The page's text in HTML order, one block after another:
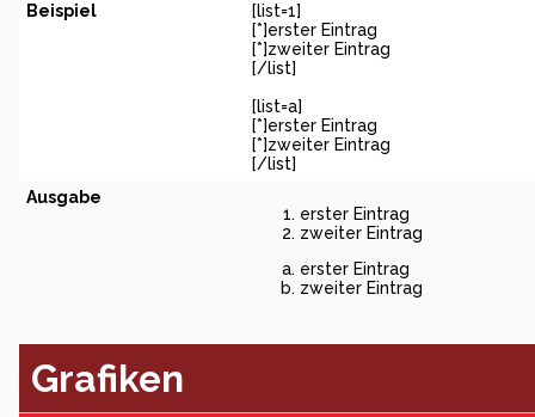
Beispiel
[list=1]
[*]erster Eintrag
[*]zweiter Eintrag
[/list]
[list=a]
[*]erster Eintrag
[*]zweiter Eintrag
[/list]
Ausgabe
erster Eintrag
zweiter Eintrag
erster Eintrag
zweiter Eintrag
Grafiken